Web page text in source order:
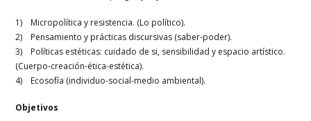
1) Micropolítica y resistencia. (Lo político).
2) Pensamiento y prácticas discursivas (saber-poder).
3) Políticas estéticas: cuidado de si, sensibilidad y espacio artístico.
(Cuerpo-creación-ética-estética).
4) Ecosofía (individuo-social-medio ambiental).
Objetivos